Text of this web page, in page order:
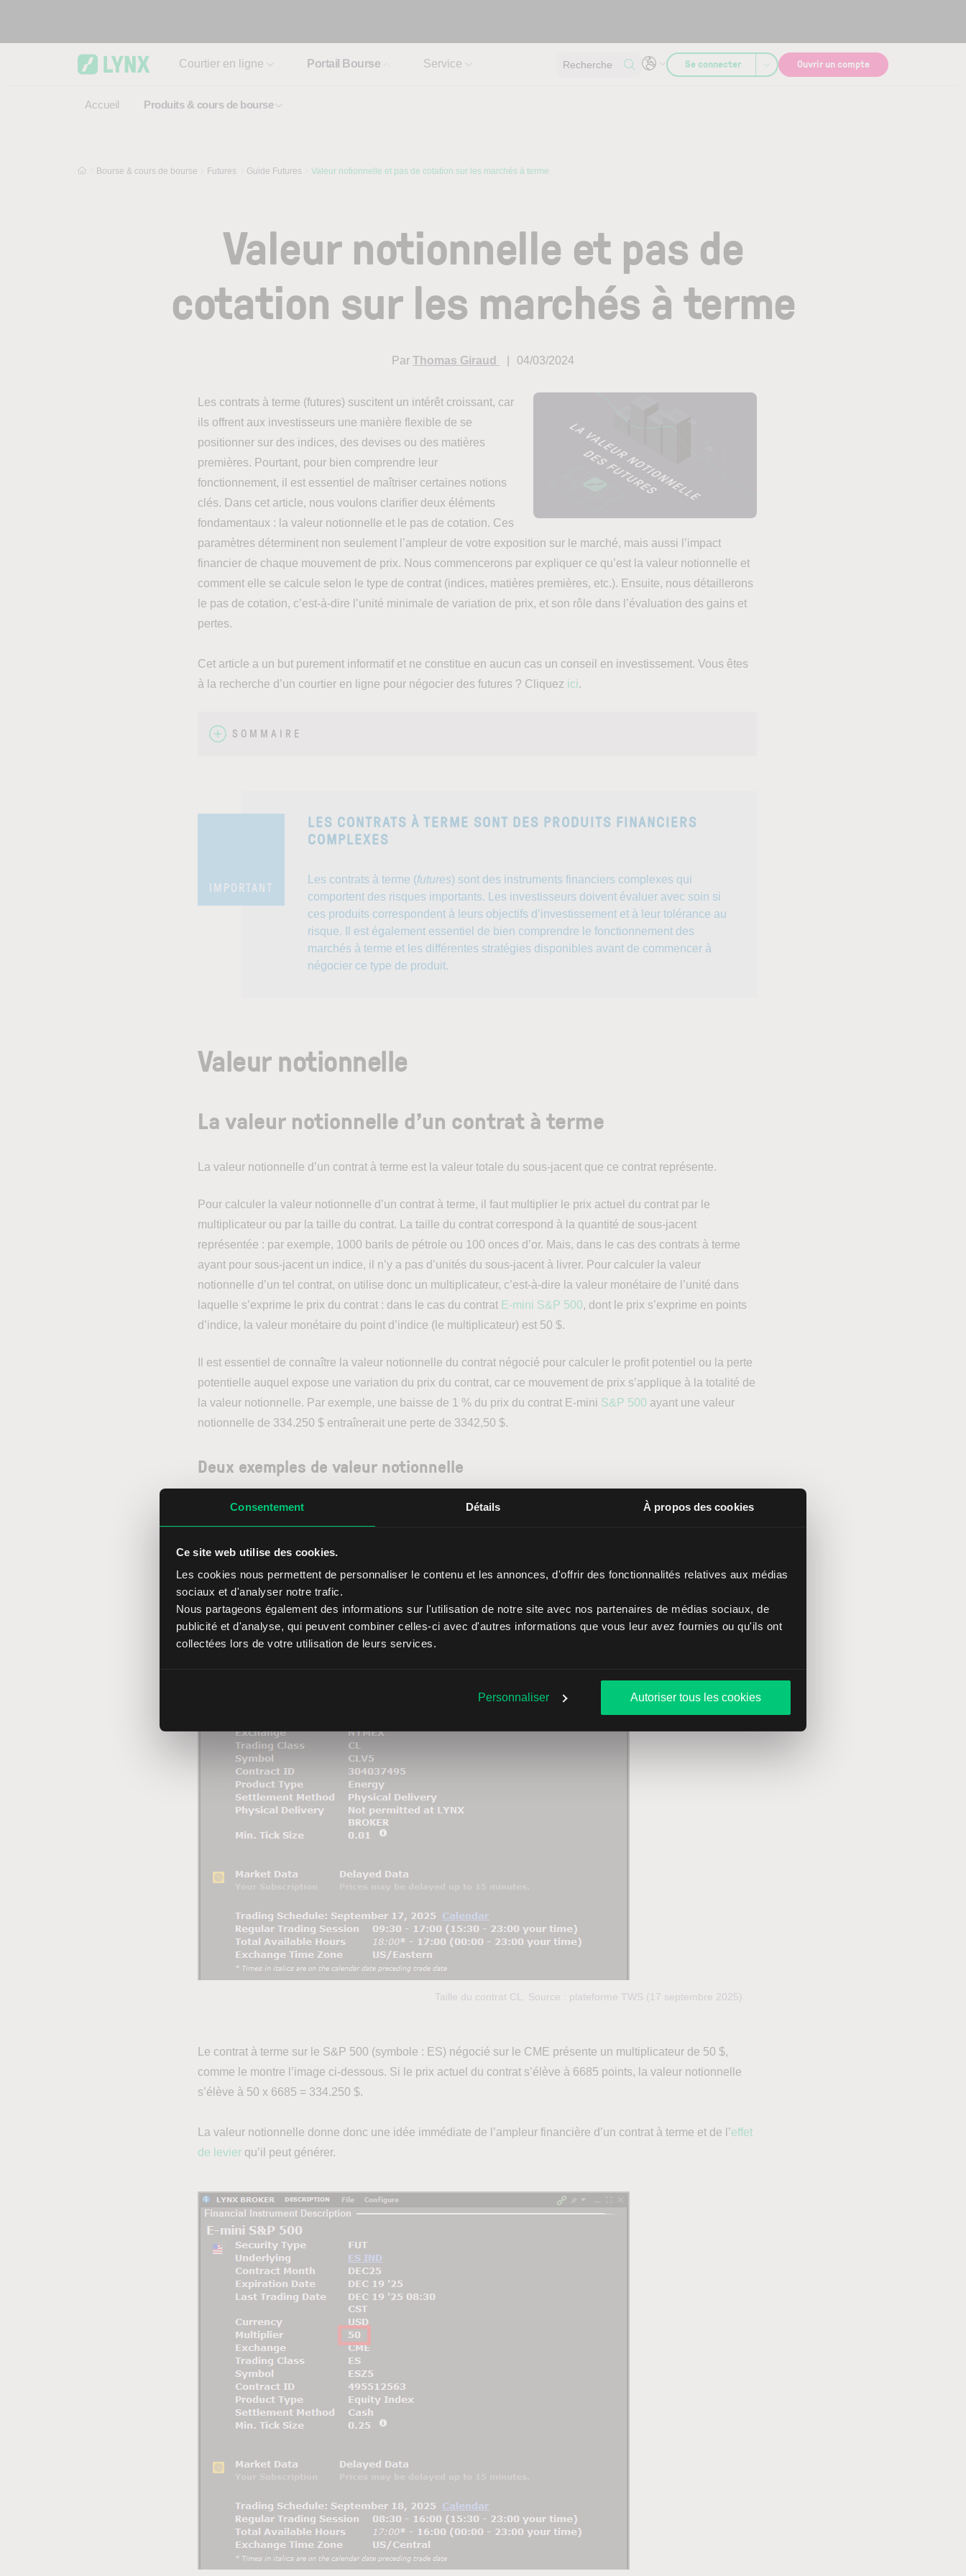
Consentement Détails À propos des cookies
Ce site web utilise des cookies.
Les cookies nous permettent de personnaliser le contenu et les annonces, d'offrir des fonctionnalités relatives aux médias
sociaux et d'analyser notre trafic.
Nous partageons également des informations sur l'utilisation de notre site avec nos partenaires de médias sociaux, de
publicité et d'analyse, qui peuvent combiner celles-ci avec d'autres informations que vous leur avez fournies ou qu'ils ont
collectées lors de votre utilisation de leurs services.
Personnaliser Autoriser tous les cookies
Courtier en ligne Portail Bourse
Accueil Produits & cours de bourse
Service Recherche Se connecter Ouvrir un compte
Bourse & cours de bourse Futures Guide Futures Valeur notionnelle et pas de cotation sur les marchés à terme
Valeur notionnelle et pas de
cotation sur les marchés à terme
Par Thomas Giraud 04/03/2024
Les contrats à terme (futures) suscitent un intérêt croissant, car
ils offrent aux investisseurs une manière flexible de se
positionner sur des indices, des devises ou des matières
premières. Pourtant, pour bien comprendre leur
fonctionnement, il est essentiel de maîtriser certaines notions
clés. Dans cet article, nous voulons clarifier deux éléments
fondamentaux : la valeur notionnelle et le pas de cotation. Ces
paramètres déterminent non seulement l’ampleur de votre exposition sur le marché, mais aussi l’impact
financier de chaque mouvement de prix. Nous commencerons par expliquer ce qu’est la valeur notionnelle et
comment elle se calcule selon le type de contrat (indices, matières premières, etc.). Ensuite, nous détaillerons
le pas de cotation, c’est-à-dire l’unité minimale de variation de prix, et son rôle dans l’évaluation des gains et
pertes.
Cet article a un but purement informatif et ne constitue en aucun cas un conseil en investissement. Vous êtes
à la recherche d’un courtier en ligne pour négocier des futures ? Cliquez ici.
SOMMAIRE
IMPORTANT
LES CONTRATS À TERME SONT DES PRODUITS FINANCIERS
COMPLEXES
Les contrats à terme (futures) sont des instruments financiers complexes qui
comportent des risques importants. Les investisseurs doivent évaluer avec soin si
ces produits correspondent à leurs objectifs d’investissement et à leur tolérance au
risque. Il est également essentiel de bien comprendre le fonctionnement des
marchés à terme et les différentes stratégies disponibles avant de commencer à
négocier ce type de produit.
Valeur notionnelle
La valeur notionnelle d’un contrat à terme
La valeur notionnelle d’un contrat à terme est la valeur totale du sous-jacent que ce contrat représente.
Pour calculer la valeur notionnelle d’un contrat à terme, il faut multiplier le prix actuel du contrat par le
multiplicateur ou par la taille du contrat. La taille du contrat correspond à la quantité de sous-jacent
représentée : par exemple, 1000 barils de pétrole ou 100 onces d’or. Mais, dans le cas des contrats à terme
ayant pour sous-jacent un indice, il n’y a pas d’unités du sous-jacent à livrer. Pour calculer la valeur
notionnelle d’un tel contrat, on utilise donc un multiplicateur, c’est-à-dire la valeur monétaire de l’unité dans
laquelle s’exprime le prix du contrat : dans le cas du contrat E-mini S&P 500, dont le prix s’exprime en points
d’indice, la valeur monétaire du point d’indice (le multiplicateur) est 50 $.
Il est essentiel de connaître la valeur notionnelle du contrat négocié pour calculer le profit potentiel ou la perte
potentielle auquel expose une variation du prix du contrat, car ce mouvement de prix s’applique à la totalité de
la valeur notionnelle. Par exemple, une baisse de 1 % du prix du contrat E-mini S&P 500 ayant une valeur
notionnelle de 334.250 $ entraînerait une perte de 3342,50 $.
Deux exemples de valeur notionnelle
Le contrat à terme sur le pétrole brut (symbole : CL) négocié sur le NYMEX représente 1000 barils, comme le
montre l’image ci-dessous. Si le prix actuel du contrat s’élève à 64 $ le baril, la valeur notionnelle s’élève à
1000 x 64 = 64.000 $.
Taille du contrat CL. Source : plateforme TWS (17 septembre 2025).
Le contrat à terme sur le S&P 500 (symbole : ES) négocié sur le CME présente un multiplicateur de 50 $,
comme le montre l’image ci-dessous. Si le prix actuel du contrat s’élève à 6685 points, la valeur notionnelle
s’élève à 50 x 6685 = 334.250 $.
La valeur notionnelle donne donc une idée immédiate de l’ampleur financière d’un contrat à terme et de l’effet
de levierqu’il peut générer.